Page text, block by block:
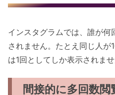
インスタグラムでは、誰が
されません。たとえ同じ人が
は1回としてしか表示されませ
間接的に多回数